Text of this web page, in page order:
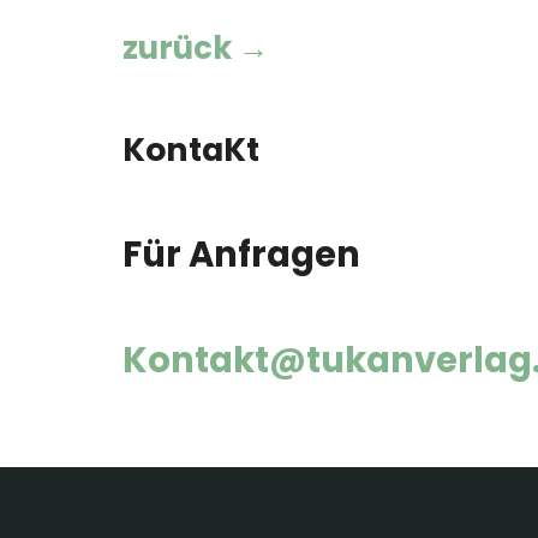
zurück →
KontaKt
Für Anfragen